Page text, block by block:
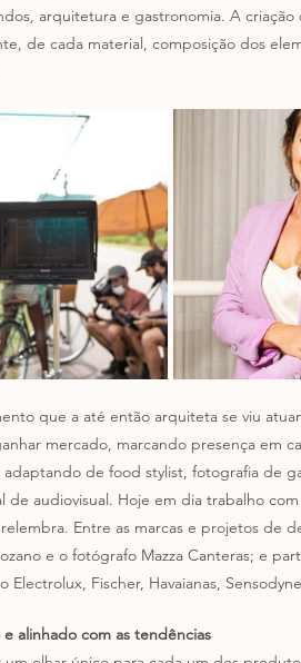
arquitetura e gastronomia. A
de cada material, composição dos
que a até então arquiteta se viu
mercado, marcando presença em
de food stylist, fotografia de
de audiovisual. Hoje em dia trabalho
Entre as marcas e projetos de
e o fotógrafo Mazza Canteras; e
Electrolux, Fischer, Havaianas,
alinhado com as tendências